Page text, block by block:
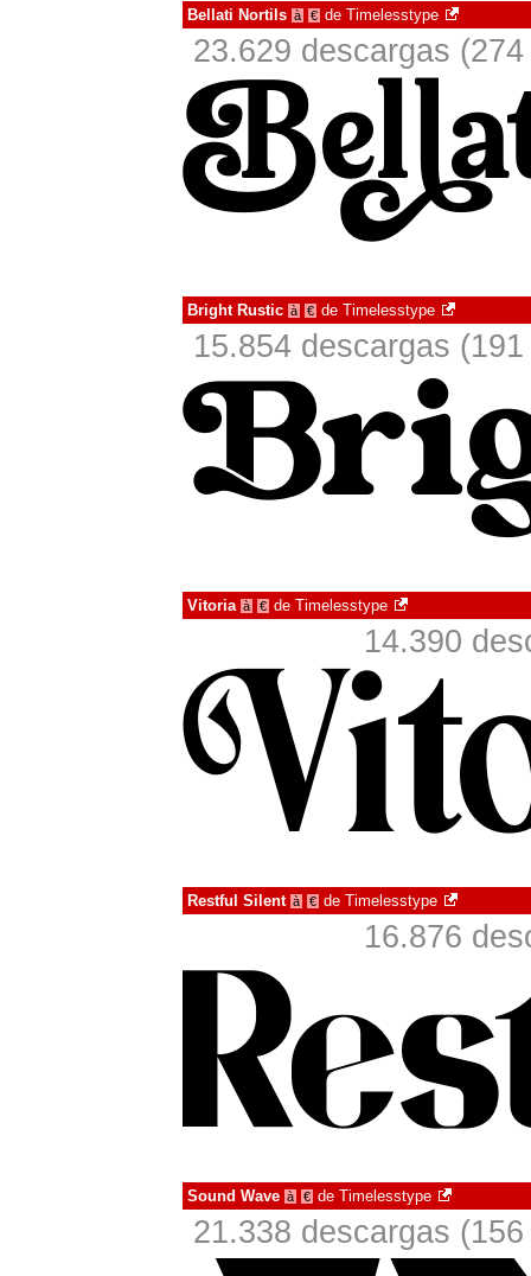
Bellati Nortils à € de Timelesstype
23.629 descargas
Bright Rustic à € de Timelesstype
15.854 descargas
Vitoria à € de Timelesstype
14.390
Restful Silent à € de Timelesstype
16.876
Sound Wave à € de Timelesstype
21.338 descargas